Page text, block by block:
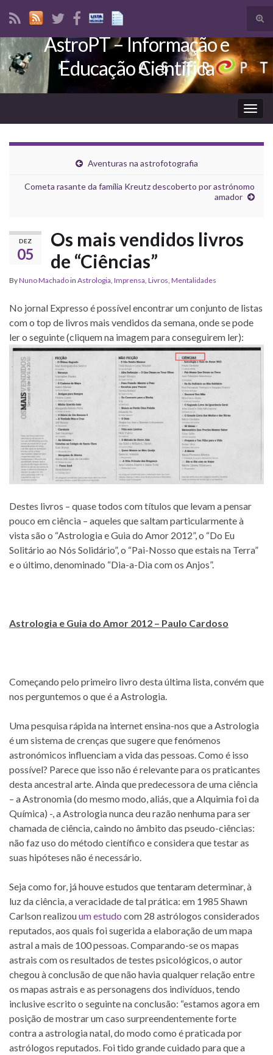
Search for:
AstroPT – Informação e
Educação Científica
Aventuras na astrofotografia
Cometa rasante da família Kreutz descoberto por astrónomo
amador
DEZ
05
Os mais vendidos livros
de “Ciências”
ByNuno Machadoin Astrologia, Imprensa, Livros, Mentalidades
No jornal Expresso é possível encontrar um conjunto de listas
com o top de livros mais vendidos da semana, onde se pode
ler o seguinte (cliquem na imagem para conseguirem ler):
Destes livros – quase todos com títulos que levam a pensar
pouco em ciência – aqueles que saltam particularmente à
vista são o “Astrologia e Guia do Amor 2012”, o “Do Eu
Solitário ao Nós Solidário”, o “Pai-Nosso que estais na Terra”
e o último, denominado “Dia-a-Dia com os Anjos”.
Astrologia e Guia do Amor 2012 – Paulo Cardoso
Começando pelo primeiro livro desta última lista, convém que
nos perguntemos o que é a Astrologia.
Uma pesquisa rápida na internet ensina-nos que a Astrologia
é um sistema de crenças que sugere que fenómenos
astronómicos influenciam a vida das pessoas. Como é isso
possível? Parece que isso não é relevante para os praticantes
desta ancestral arte. Ainda que predecessora de uma ciência
– a Astronomia (do mesmo modo, aliás, que a Alquimia foi da
Química) -, a Astrologia nunca deu razão nenhuma para ser
chamada de ciência, caindo no âmbito das pseudo-ciências:
não faz uso do método científico e considera que testar as
suas hipóteses não é necessário.
Seja como for, já houve estudos que tentaram determinar, à
luz da ciência, a veracidade de tal prática: em 1985 Shawn
Carlson realizouum estudo com 28 astrólogos considerados
reputados, aos quais foi sugerida a elaboração de um mapa
astral a mais de 100 pessoas. Comparando-se os mapas
astrais com os resultados de testes psicológicos, o autor
chegou à conclusão de que não havia qualquer relação entre
os mapas astrais e as personagens dos indivíduos, tendo
inclusive escrito o seguinte na conclusão: “estamos agora em
posição de mostrar um caso surpreendentemente forte
contra a astrologia natal, do modo como é praticada por
astrólogos reputados. Foi tido grande cuidado para que a